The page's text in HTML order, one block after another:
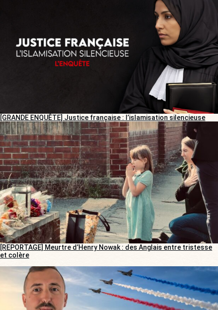
[GRANDE ENQUÊTE] Justice française : l’islamisation silencieuse
[REPORTAGE] Meurtre d’Henry Nowak : des Anglais entre tristesse
et colère